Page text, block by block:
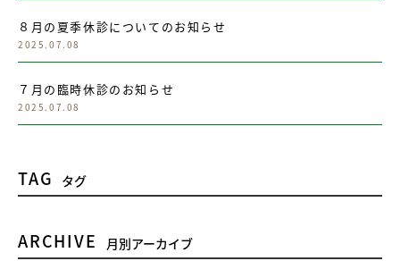
８月の夏季休診についてのお知らせ
2025.07.08
７月の臨時休診のお知らせ
2025.07.08
TAG タグ
ARCHIVE 月別アーカイブ